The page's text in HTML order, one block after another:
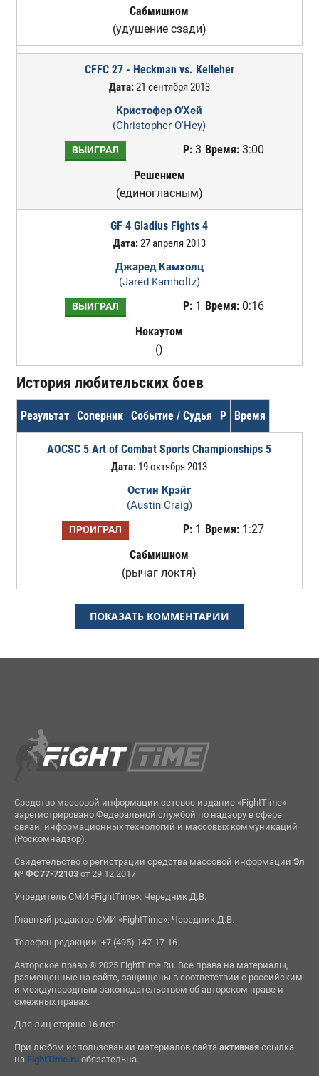
Сабмишном
(удушение сзади)
CFFC 27 - Heckman vs. Kelleher
Дата:21 сентября 2013
Кристофер О'Хей
(Christopher O'Hey)
ВЫИГРАЛ Р:3 Время:3:00
Решением
(единогласным)
GF 4 Gladius Fights 4
Дата:27 апреля 2013
Джаред Камхолц
(Jared Kamholtz)
ВЫИГРАЛ Р:1 Время:0:16
Нокаутом
()
История любительских боев
Результат Соперник Событие / Судья Р Время
AOCSC 5 Art of Combat Sports Championships 5
Дата: 19 октября 2013
Остин Крэйг
(Austin Craig)
ПРОИГРАЛ Р:1 Время:1:27
Сабмишном
(рычаг локтя)
ПОКАЗАТЬ КОММЕНТАРИИ
Средство массовой информации сетевое издание «FightTime»
зарегистрировано Федеральной службой по надзору в сфере
связи, информационных технологий и массовых коммуникаций
(Роскомнадзор).
Свидетельство о регистрации средства массовой информации Эл
№ ФС77-72103от 29.12.2017
Учредитель СМИ «FightTime»: Чередник Д.В.
Главный редактор СМИ «FightTime»: Чередник Д.В.
Телефон редакции: +7 (495) 147-17-16
Авторское право © 2025 FightTime.Ru. Все права на материалы,
размещенные на сайте, защищены в соответствии с российским
и международным законодательством об авторском праве и
смежных правах.
Для лиц старше 16 лет
При любом использовании материалов сайта активнаяссылка
на FightTime.ruобязательна.